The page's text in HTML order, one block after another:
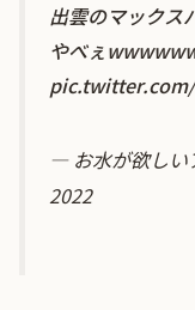
出雲のマックス
やべぇ
— お水が欲しい
2022